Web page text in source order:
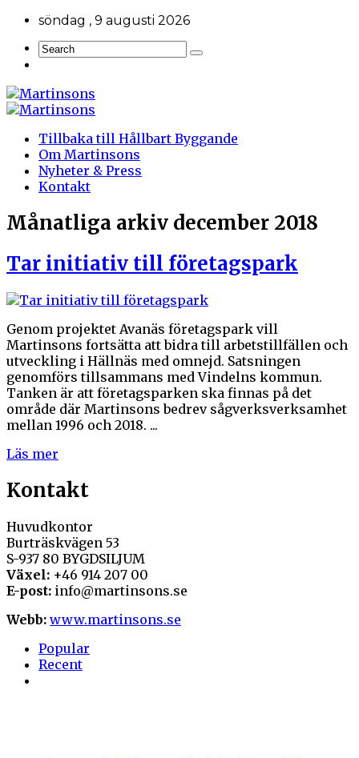
söndag , 9 augusti 2026
Tillbaka till Hållbart Byggande
Om Martinsons
Nyheter & Press
Kontakt
Månatliga arkiv december 2018
Tar initiativ till företagspark
Genom projektet Avanäs företagspark vill
Martinsons fortsätta att bidra till arbetstillfällen och
utveckling i Hällnäs med omnejd. Satsningen
genomförs tillsammans med Vindelns kommun.
Tanken är att företagsparken ska finnas på det
område där Martinsons bedrev sågverksverksamhet
mellan 1996 och 2018. ...
Läs mer
Kontakt
Huvudkontor
Burträskvägen 53
S-937 80 BYGDSILJUM
Växel: +46 914 207 00
E-post: info@martinsons.se
Webb: www.martinsons.se
Popular
Recent